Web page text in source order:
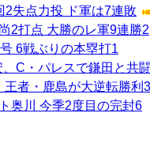
2失点力投 ド軍は7連敗
2打点 大勝のレ軍9連勝2
6戦ぶりの本塁打1
、C・パレスで鎌田と共闘
王者・鹿島が大逆転勝利 3
奥川 今季2度目の完封6